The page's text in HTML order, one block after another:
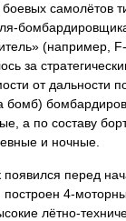
самолётов
(например,
за
от дальности
бомб)
а по составу
и ночные.
появился перед
построен 4-
лётно-